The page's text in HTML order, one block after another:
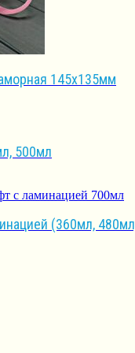
145х135мм
500мл
(360мл,